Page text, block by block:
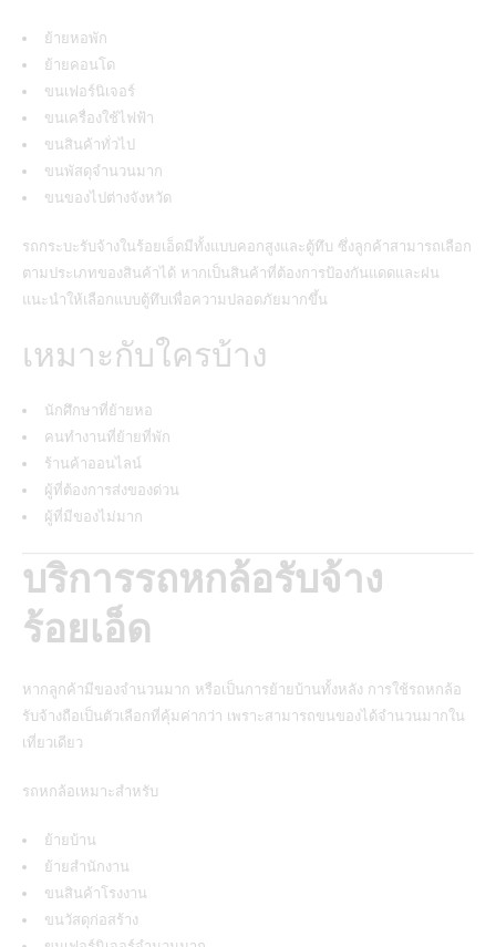
ย้ายหอพัก
ย้ายคอนโด
ขนเฟอร์นิเจอร์
ขนเครื่องใช้ไฟฟ้า
ขนสินค้าทั่วไป
ขนพัสดุจำนวนมาก
ขนของไปต่างจังหวัด
รถกระบะรับจ้างในร้อยเอ็ดมีทั้งแบบคอกสูงและตู้ทึบ ซึ่งลูกค้าสามารถเลือก
ตามประเภทของสินค้าได้ หากเป็นสินค้าที่ต้องการป้องกันแดดและฝน
แนะนำให้เลือกแบบตู้ทึบเพื่อความปลอดภัยมากขึ้น
เหมาะกับใครบ้าง
นักศึกษาที่ย้ายหอ
คนทำงานที่ย้ายที่พัก
ร้านค้าออนไลน์
ผู้ที่ต้องการส่งของด่วน
ผู้ที่มีของไม่มาก
บริการรถหกล้อรับจ้าง
ร้อยเอ็ด
หากลูกค้ามีของจำนวนมาก หรือเป็นการย้ายบ้านทั้งหลัง การใช้รถหกล้อ
รับจ้างถือเป็นตัวเลือกที่คุ้มค่ากว่า เพราะสามารถขนของได้จำนวนมากใน
เที่ยวเดียว
รถหกล้อเหมาะสำหรับ
ย้ายบ้าน
ย้ายสำนักงาน
ขนสินค้าโรงงาน
ขนวัสดุก่อสร้าง